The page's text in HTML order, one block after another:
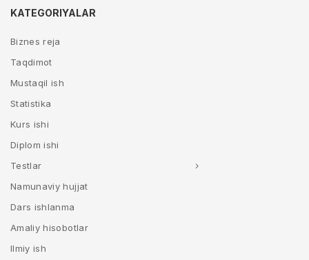
KATEGORIYALAR
Biznes reja
Taqdimot
Mustaqil ish
Statistika
Kurs ishi
Diplom ishi
Testlar
Namunaviy hujjat
Dars ishlanma
Amaliy hisobotlar
Ilmiy ish